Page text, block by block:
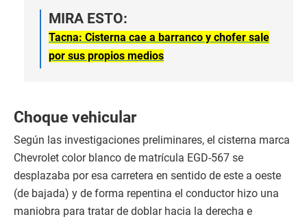
MIRA ESTO:
Tacna: Cisterna cae a barranco y chofer sale
por sus propios medios
Choque vehicular
Según las investigaciones preliminares, el cisterna marca
Chevrolet color blanco de matrícula EGD-567 se
desplazaba por esa carretera en sentido de este a oeste
(de bajada) y de forma repentina el conductor hizo una
maniobra para tratar de doblar hacia la derecha e